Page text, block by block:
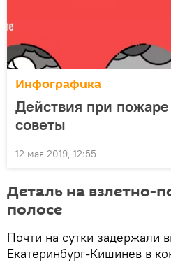
Инфографика
Действия при
советы
12 мая 2019, 12:55
Деталь на взлетно-
полосе
Почти на сутки задержали
Екатеринбург-Кишинев в